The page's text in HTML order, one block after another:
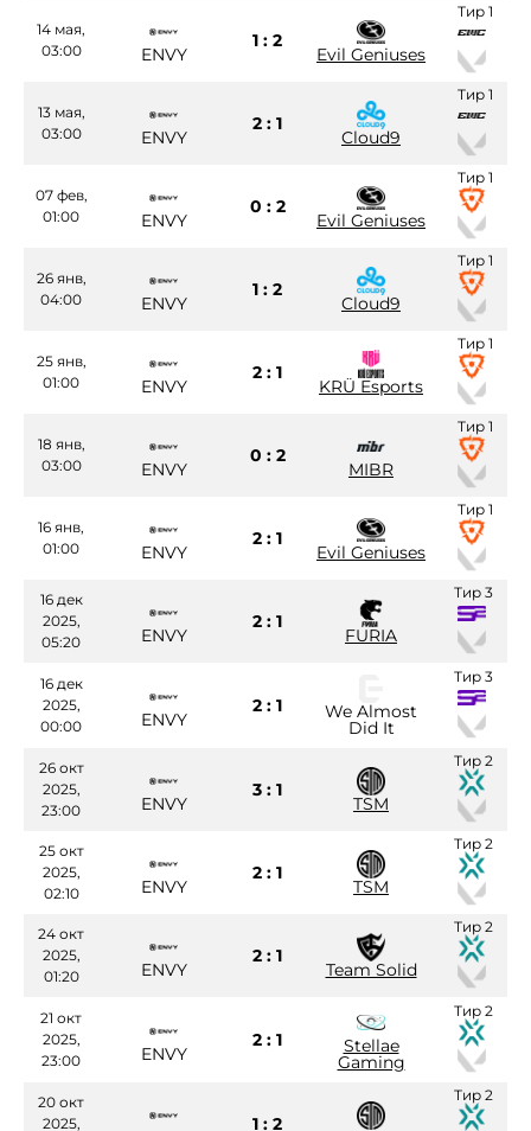
14 мая,
03:00
ENVY
1 : 2
Evil Geniuses
Тир 1
13 мая,
03:00
ENVY
2 : 1
Cloud9
Тир 1
07 фев,
01:00
ENVY
0 : 2
Evil Geniuses
Тир 1
26 янв,
04:00
ENVY
1 : 2
Cloud9
Тир 1
25 янв,
01:00
ENVY
2 : 1
KRÜ Esports
Тир 1
18 янв,
03:00
ENVY
0 : 2
MIBR
Тир 1
16 янв,
01:00
ENVY
2 : 1
Evil Geniuses
Тир 1
16 дек
2025,
05:20
ENVY
2 : 1
FURIA
Тир 3
16 дек
2025,
00:00
ENVY
2 : 1 We Almost
Did It
Тир 3
26 окт
2025,
23:00
ENVY
3 : 1
TSM
Тир 2
25 окт
2025,
02:10
ENVY
2 : 1
TSM
Тир 2
24 окт
2025,
01:20
ENVY
2 : 1
Team Solid
Тир 2
21 окт
2025,
23:00
ENVY
2 : 1 Stellae
Gaming
Тир 2
20 окт
2025,
1 : 2
Тир 2